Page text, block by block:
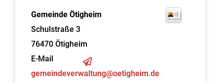
Gemeinde Ötigheim
Schulstraße 3
76470 Ötigheim
E-Mail
gemeindeverwaltung@oetigheim.de